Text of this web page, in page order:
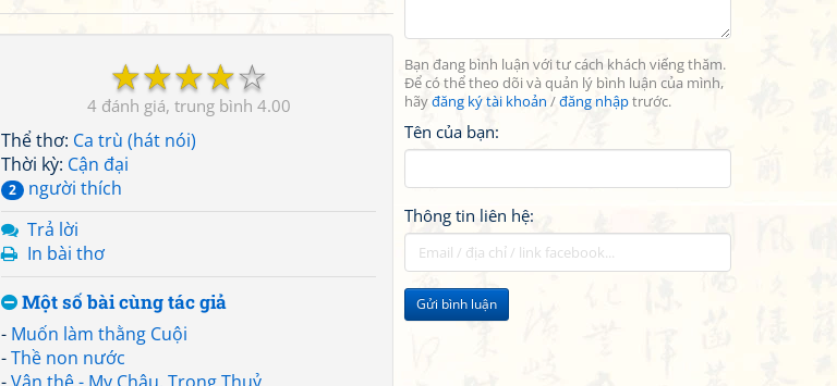
Bạn đang bình luận với tư cách khách viếng thăm.
Để có thể theo dõi và quản lý bình luận của mình,
hãyđăng ký tài khoản /đăng nhậptrước.
Tên của bạn:
Thông tin liên hệ:
Gửi bình luận
☆
☆
☆
☆
☆
4 4.00
Thể thơ: Ca trù (hát nói)
Thời kỳ: Cận đại
2
người thích
Trả lời
In bài thơ
Một số bài cùng tác giả
- Muốn làm thằng Cuội
-Thề non nước